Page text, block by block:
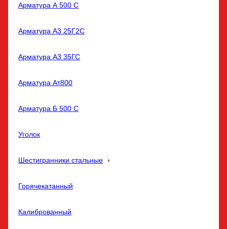
Арматура А 500 С
Арматура А3 25Г2С
Арматура А3 35ГС
Арматура Ат800
Арматура Б 500 С
Уголок
Шестигранники стальные
Горячекатанный
Калиброванный